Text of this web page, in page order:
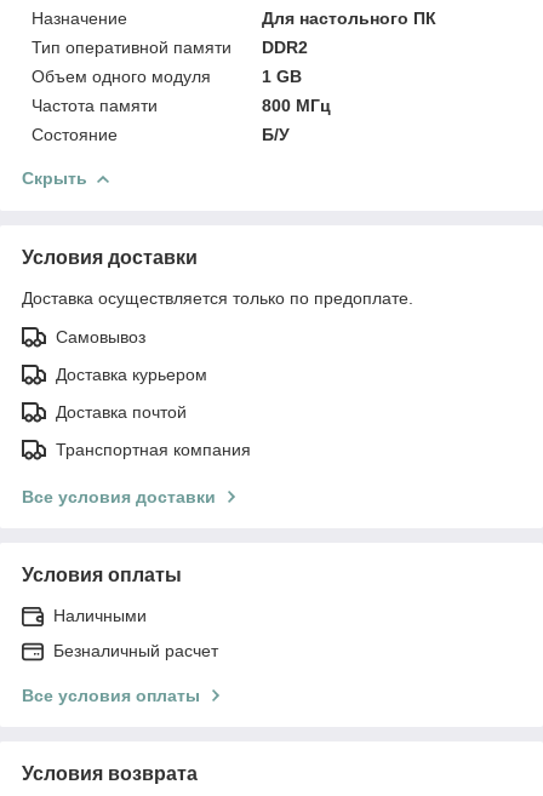
Назначение
Для настольного ПК
Тип оперативной памяти
DDR2
Объем одного модуля
1 GB
Частота памяти
800 МГц
Состояние
Б/У
Скрыть
Условия доставки
Доставка осуществляется только по предоплате.
Самовывоз
Доставка курьером
Доставка почтой
Транспортная компания
Все условия доставки
Условия оплаты
Наличными
Безналичный расчет
Все условия оплаты
Условия возврата